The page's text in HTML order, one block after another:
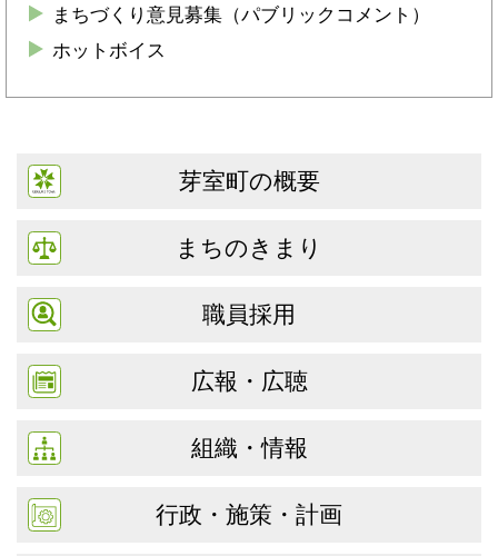
まちづくり意見募集（パブリックコメント）
ホットボイス
芽室町の概要
まちのきまり
職員採用
広報・広聴
組織・情報
行政・施策・計画